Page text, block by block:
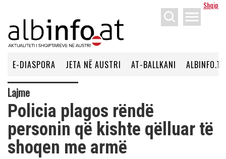
Shqip
menu
E-DIASPORA JETA NË AUSTRI AT-BALLKANI ALBINFO.TV
Lajme
Policia plagos rëndë
personin që kishte qëlluar të
shoqen me armë